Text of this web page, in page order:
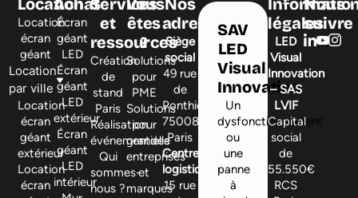
Location
Location
écran
géant
Location
par ville
Location
écran
géant
extérieur
Location
écran
Achat
Écran
géant
LED
Écran
géant
LED
extérieur
Écran
géant
LED
intérieur
Services
et
ressources
Création
de
stand
Paris
Réalisation
événementielle
Qui
sommes-
nous ?
Vous
êtes
?
Solutions
pour
PME
Solutions
pour
grandes
entreprises
et
marques
Nos
adresses
Siège
social
49 rue
de
Ponthieu,
75008
Paris
Centre
logistique
15 rue
SAV
LED
Visual
Innovation
Un
dysfonctionnement
ou
une
panne
à
légales
LED
Visual
Innovation
– SAS
LVIF
Capital
social
de
55.550€
RCS
Nous
suivre